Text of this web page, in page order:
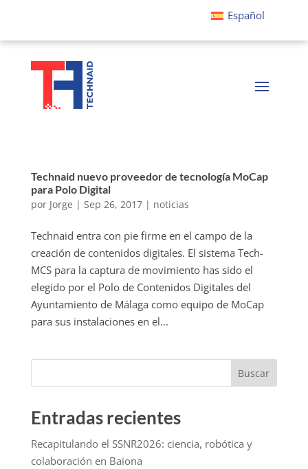
Español
Technaid nuevo proveedor de tecnología MoCap
para Polo Digital
por Jorge | Sep 26, 2017| noticias
Technaid entra con pie firme en el campo de la
creación de contenidos digitales. El sistema Tech-
MCS para la captura de movimiento has sido el
elegido por el Polo de Contenidos Digitales del
Ayuntamiento de Málaga como equipo de MoCap
para sus instalaciones en el...
Buscar
Entradas recientes
Recapitulando el SSNR2026: ciencia, robótica y
colaboración en Baiona